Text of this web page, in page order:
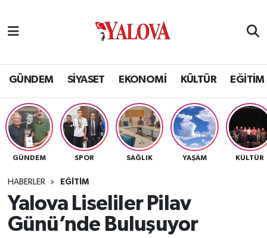
GÜNDEM SİYASET EKONOMİ KÜLTÜR EĞİTİM
GÜNDEM SPOR SAĞLIK YAŞAM KÜLTÜR
HABERLER EĞİTİM
Yalova Liseliler Pilav
Günü’nde Buluşuyor
SİYASET
EKONOMİ
KÜLTÜR
BİLİM VE TEKNOLOJİ
ASAYİŞ
Yalova Nöbetçi Eczaneler
Yalova Hava Durumu
Yalova Namaz Vakitleri
Yalova Trafik Yoğunluk Haritası
Tüm Manşetler
Son Dakika Haberleri